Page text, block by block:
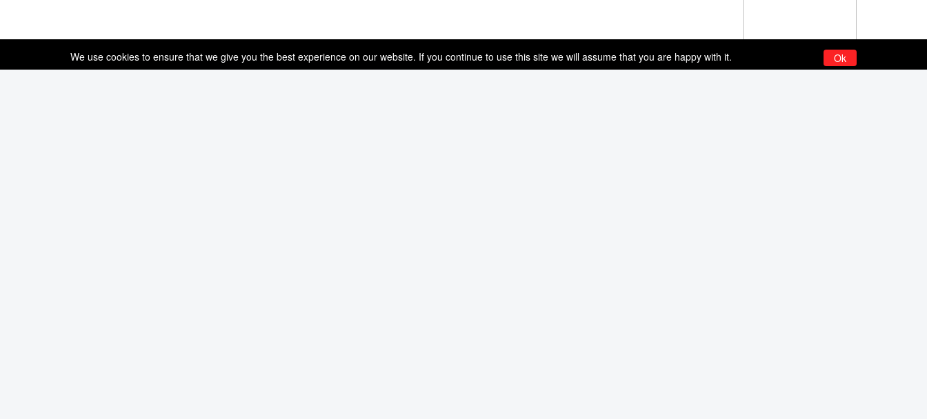
We use cookies to ensure that we give you the best experience on our website. If you continue to use this site we will assume that you are happy with it. Ok